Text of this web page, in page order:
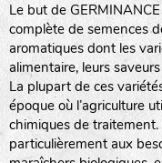
Le but de
complète de semences
aromatiques dont les
alimentaire, leurs
La plupart de ces
époque où l’agriculture
chimiques de
particulièrement aux